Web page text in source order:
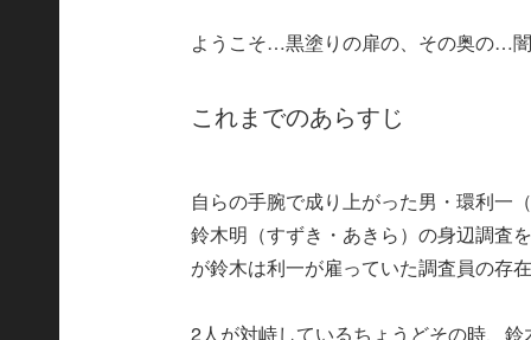
ようこそ…黒塗りの扉の、その奥の…
これまでのあらすじ
自らの手腕で成り上がった男・環利一
鈴木明（すずき・あきら）の身辺調査
が鈴木は利一が雇っていた調査員の存
2人が対峙しているちょうどその時、